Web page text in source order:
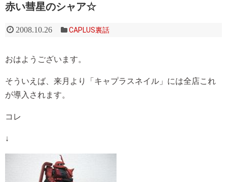
赤い彗星のシャア☆
2008.10.26 CAPLUS裏話
おはようございます。
そういえば、来月より「キャプラスネイル」には全店これ
が導入されます。
コレ
↓